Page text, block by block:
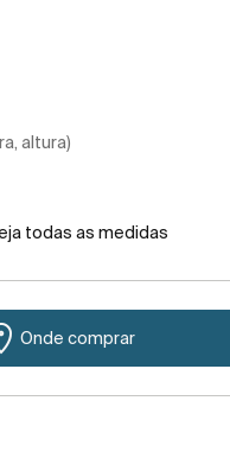
altura)
todas as medidas
Onde comprar